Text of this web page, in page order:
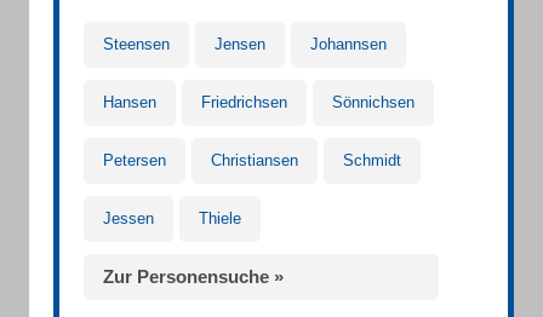
Steensen Jensen Johannsen
Hansen Friedrichsen Sönnichsen
Petersen Christiansen Schmidt
Jessen Thiele
Zur Personensuche »